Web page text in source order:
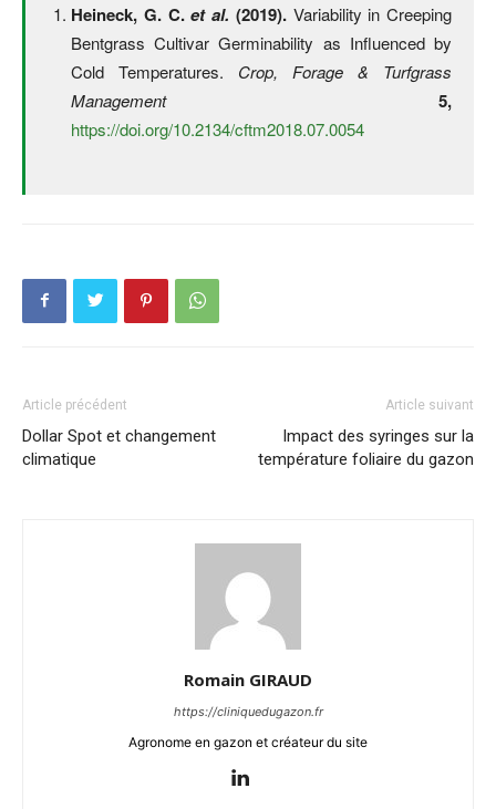
Heineck, G. C.et al. (2019).Variability in Creeping
Bentgrass Cultivar Germinability as Influenced by
Cold Temperatures. Crop, Forage & Turfgrass
Management
5,
https://doi.org/10.2134/cftm2018.07.0054
Article précédent
Dollar Spot et changement
climatique
Article suivant
Impact des syringes sur la
température foliaire du gazon
Romain GIRAUD
https://cliniquedugazon.fr
Agronome en gazon et créateur du site